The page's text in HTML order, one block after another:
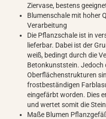
Ziervase, bestens
Blumenschale mit hoher
Verarbeitung
Die Pflanzschale ist in
lieferbar. Dabei ist der
weiß, bedingt durch die
Betonkunststein. Jedoch
Oberflächenstrukturen
frostbeständigen
eingefärbt worden. Dies
und wertet somit die
Maße Blumen